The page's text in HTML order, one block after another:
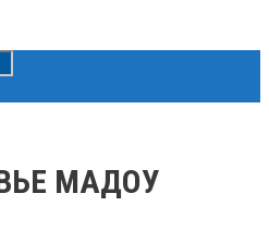
МАДОУ